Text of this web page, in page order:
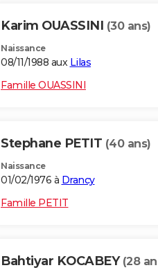
Karim OUASSINI (30 ans)
Naissance
08/11/1988 aux Lilas
Famille OUASSINI
Stephane PETIT (40 ans)
Naissance
01/02/1976 à Drancy
Famille PETIT
Bahtiyar KOCABEY (28